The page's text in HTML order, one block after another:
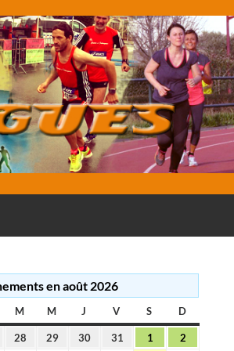
en août 2026
M MARDI
M MERCREDI
J JEUDI
V VENDREDI
S SAMEDI
D
28 29 30 31 1 2